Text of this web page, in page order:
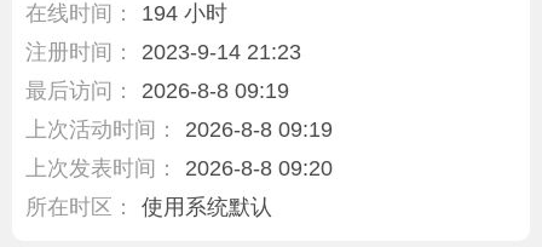
在线时间：
194 小时
注册时间：
2023-9-14 21:23
最后访问：
2026-8-8 09:19
上次活动时间：
2026-8-8 09:19
上次发表时间：
2026-8-8 09:20
所在时区：
使用系统默认